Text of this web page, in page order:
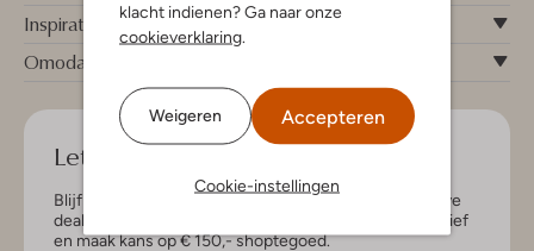
klacht indienen? Ga naar onze
cookieverklaring
Weigeren Accepteren
Cookie-instellingen
Inspiratie
Omoda
Let's keep in touch!
Blijf op de hoogte van de nieuwste items en exclusieve
deals, speciaal voor jou. Schrijf je in voor de nieuwsbrief
en maak kans op € 150,- shoptegoed.